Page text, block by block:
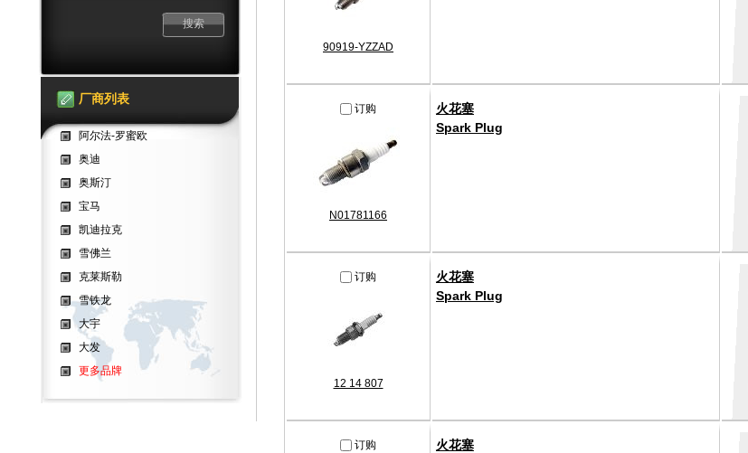
90919-YZZAD
订购
N01781166
火花塞
Spark Plug
订购
12 14 807
火花塞
Spark Plug
订购
火花塞
厂商列表
阿尔法-罗蜜欧
奥迪
奥斯汀
宝马
凯迪拉克
雪佛兰
克莱斯勒
雪铁龙
大宇
大发
更多品牌